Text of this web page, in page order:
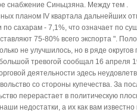
снабжение Синьцзяна. Между тем .
планом IV квартала дальнейших
сахарам - 7,1%, что означает по
75-80% всего экспорта ".
не улучшилось, но в ряде округов
тревогой сообщал 16 апреля
деятельности эдесь
со стороны купечества. За
перерастает в политическую
недостатки, а их как вам